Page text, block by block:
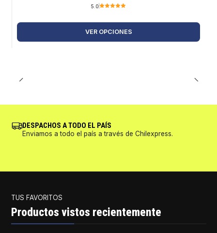
5.0
VER OPCIONES
DESPACHOS A TODO EL PAÍS
Enviamos a todo el país a través de Chilexpress.
TUS FAVORITOS
Productos vistos recientemente